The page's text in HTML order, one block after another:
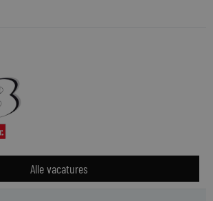
Alle vacatures